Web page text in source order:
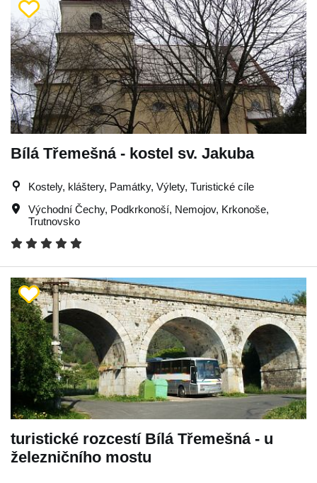
Bílá Třemešná - kostel sv. Jakuba
Kostely, kláštery, Památky, Výlety, Turistické cíle
Východní Čechy, Podkrkonoší, Nemojov, Krkonoše,
Trutnovsko
turistické rozcestí Bílá Třemešná - u
železničního mostu